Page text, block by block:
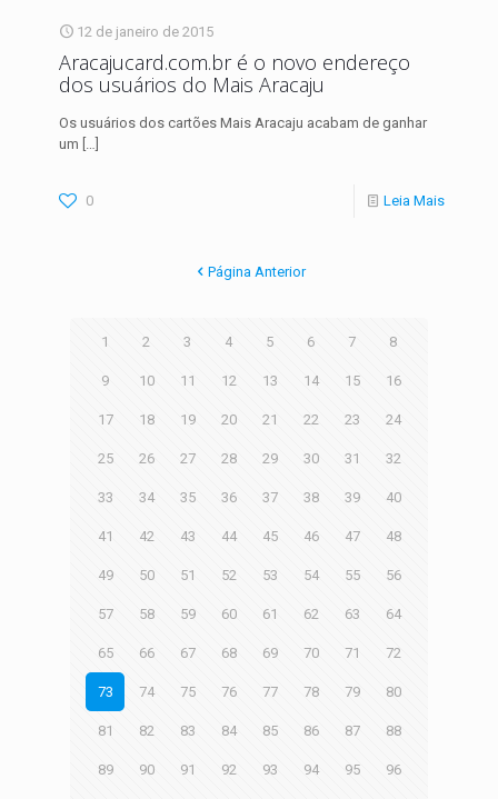
12 de janeiro de 2015
Aracajucard.com.br é o novo endereço
dos usuários do Mais Aracaju
Os usuários dos cartões Mais Aracaju acabam de ganhar
um […]
0 Leia Mais
Página Anterior
1 2 3 4 5 6 7 8
9 10 11 12 13 14 15 16
17 18 19 20 21 22 23 24
25 26 27 28 29 30 31 32
33 34 35 36 37 38 39 40
41 42 43 44 45 46 47 48
49 50 51 52 53 54 55 56
57 58 59 60 61 62 63 64
65 66 67 68 69 70 71 72
73 74 75 76 77 78 79 80
81 82 83 84 85 86 87 88
89 90 91 92 93 94 95 96